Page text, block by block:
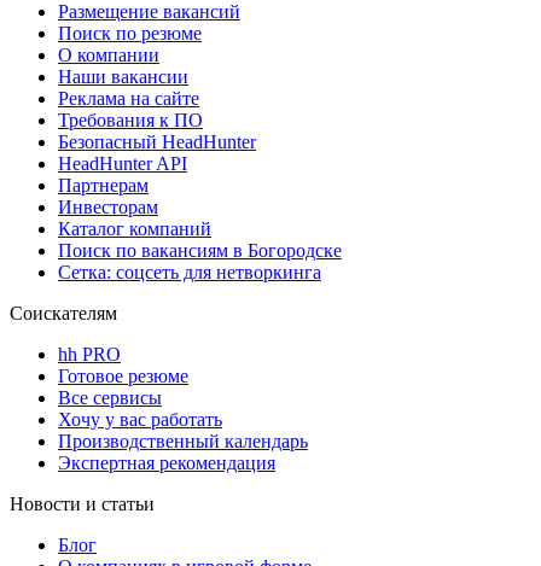
Размещение вакансий
Поиск по резюме
О компании
Наши вакансии
Реклама на сайте
Требования к ПО
Безопасный HeadHunter
HeadHunter API
Партнерам
Инвесторам
Каталог компаний
Поиск по вакансиям в Богородске
Сетка: соцсеть для нетворкинга
Соискателям
hh PRO
Готовое резюме
Все сервисы
Хочу у вас работать
Производственный календарь
Экспертная рекомендация
Новости и статьи
Блог